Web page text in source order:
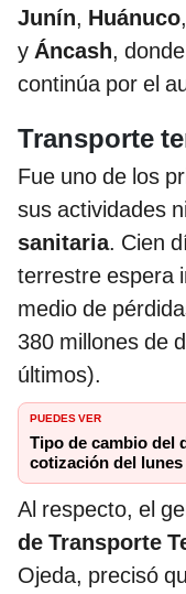
Junín, Huánuco,
y Áncash,
continúa por el
Transporte
Fue uno de los
sus actividades
sanitaria. Cien
terrestre espera
medio de
380 millones de
últimos).
PUEDES VER
Tipo de cambio del
cotización del
Al respecto, el
de Transporte
Ojeda, precisó